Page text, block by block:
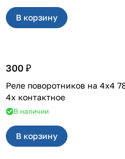
В корзину
300 ₽
Реле поворотников на 4х4 781.3777
4х контактное
В наличии
В корзину